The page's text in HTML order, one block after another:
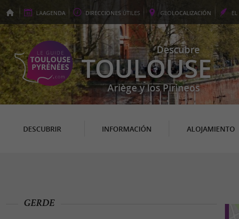
LAAGENDA DIRECCIONES ÚTILES GEOLOCALIZACIÓN EL
Descubre
TOULOUSE
Ariège y los Pirineos
DESCUBRIR INFORMACIÓN ALOJAMIENTO
GERDE